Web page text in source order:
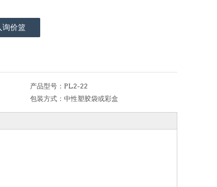
询价篮
产品型号： PL2-22
包装方式： 中性塑胶袋或彩盒